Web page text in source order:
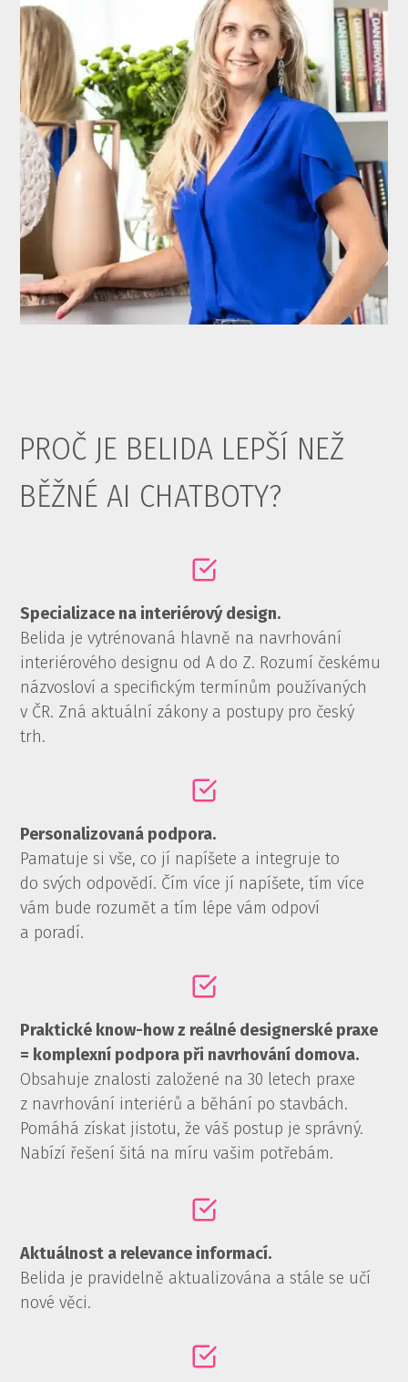
PROČ JE BELIDA LEPŠÍ NEŽ
BĚŽNÉ AI CHATBOTY?
Specializace na interiérový design.
Belida je vytrénovaná hlavně na navrhování
interiérového designu od A do Z. Rozumí českému
názvosloví a specifickým termínům používaných
v ČR. Zná aktuální zákony a postupy pro český
trh.
Personalizovaná podpora.
Pamatuje si vše, co jí napíšete a integruje to
do svých odpovědí. Čím více jí napíšete, tím více
vám bude rozumět a tím lépe vám odpoví
a poradí.
Praktické know-how z reálné designerské praxe
= komplexní podpora při navrhování domova.
Obsahuje znalosti založené na 30 letech praxe
z navrhování interiérů a běhání po stavbách.
Pomáhá získat jistotu, že váš postup je správný.
Nabízí řešení šitá na míru vašim potřebám.
Aktuálnost a relevance informací.
Belida je pravidelně aktualizována a stále se učí
nové věci.